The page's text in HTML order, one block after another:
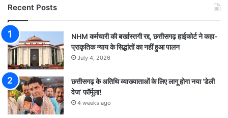
Recent Posts
NHM कर्मचारी की बर्खास्तगी रद्द, छत्तीसगढ़ हाईकोर्ट ने कहा-
प्राकृतिक न्याय के सिद्धांतों का नहीं हुआ पालन
July 4, 2026
छत्तीसगढ़ के अतिथि व्याख्याताओं के लिए लागू होगा नया ‘डेली
वेज’ फॉर्मूला!
4 weeks ago